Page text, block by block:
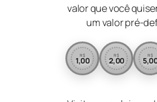
valor que você
um valor pré-
R$
1,00
R$
2,00
R$
5,00